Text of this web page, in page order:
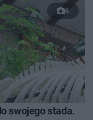
6
swojego stada.